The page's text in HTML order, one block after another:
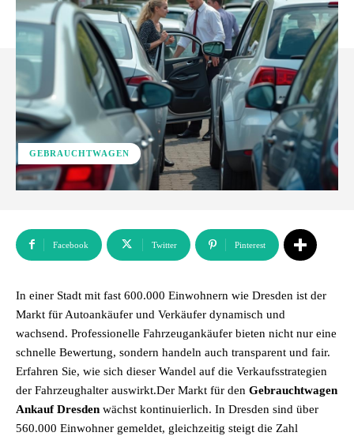
GEBRAUCHTWAGEN
Facebook Twitter Pinterest
In einer Stadt mit fast 600.000 Einwohnern wie Dresden ist der
Markt für Autoankäufer und Verkäufer dynamisch und
wachsend. Professionelle Fahrzeugankäufer bieten nicht nur eine
schnelle Bewertung, sondern handeln auch transparent und fair.
Erfahren Sie, wie sich dieser Wandel auf die Verkaufsstrategien
der Fahrzeughalter auswirkt.Der Markt für den Gebrauchtwagen
Ankauf Dresden wächst kontinuierlich. In Dresden sind über
560.000 Einwohner gemeldet, gleichzeitig steigt die Zahl